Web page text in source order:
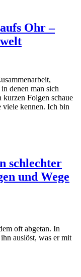
Ohr –
denen man sich
kurzen Folgen schaue
viele kennen. Ich bin
schlechter
und Wege
oft abgetan. In
auslöst, was er mit